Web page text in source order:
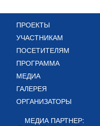
ПРОЕКТЫ
УЧАСТНИКАМ
ПОСЕТИТЕЛЯМ
ПРОГРАММА
МЕДИА
ГАЛЕРЕЯ
ОРГАНИЗАТОРЫ
МЕДИА ПАРТНЕР: